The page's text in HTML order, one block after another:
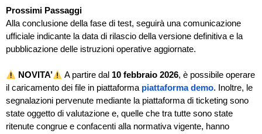
Prossimi Passaggi
Alla conclusione della fase di test, seguirà una comunicazione
ufficiale indicante la data di rilascio della versione definitiva e la
pubblicazione delle istruzioni operative aggiornate.
NOVITA’ A partire dal 10 febbraio 2026, è possibile operare
il caricamento dei file in piattaforma piattaforma demo. Inoltre, le
segnalazioni pervenute mediante la piattaforma di ticketing sono
state oggetto di valutazione e, quelle che tra tutte sono state
ritenute congrue e confacenti alla normativa vigente, hanno